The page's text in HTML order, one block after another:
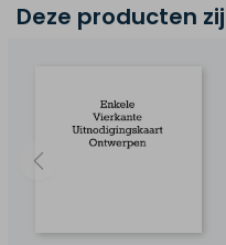
Deze producten